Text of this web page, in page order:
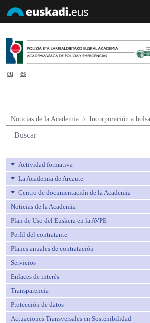
eu
es
Incorporación a bolsa de
Noticias de la Academia
Búsqueda web
Actividad formativa
La Academia de Arcaute
Centro de documentación de la Academia
Noticias de la Academia
Plan de Uso del Euskera en la AVPE
Perfil del contratante
Planes anuales de contratación
Servicios
Enlaces de interés
Transparencia
Protección de datos
Actuaciones Transversales en Sostenibilidad